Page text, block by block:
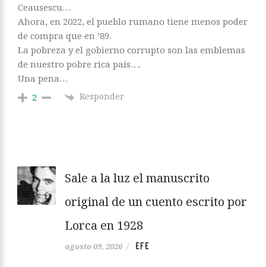
Ceausescu…
Ahora, en 2022, el pueblo rumano tiene menos poder
de compra que en ’89.
La pobreza y el gobierno corrupto son las emblemas
de nuestro pobre rica país….
Una pena…
2 Responder
Sale a la luz el manuscrito
original de un cuento escrito por
Lorca en 1928
agosto 09, 2026 / EFE